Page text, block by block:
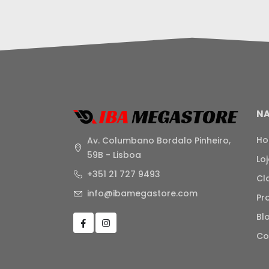
Av. Columbano Bordalo Pinheiro,
59B - Lisboa
+351 21 727 9493
info@ibamegastore.com